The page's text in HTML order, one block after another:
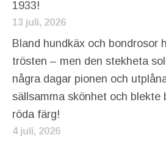
1933!
13 juli, 2026
Bland hundkäx och bondrosor
trösten – men den stekheta
några dagar pionen och
sällsamma skönhet och blekte
röda färg!
4 juli, 2026